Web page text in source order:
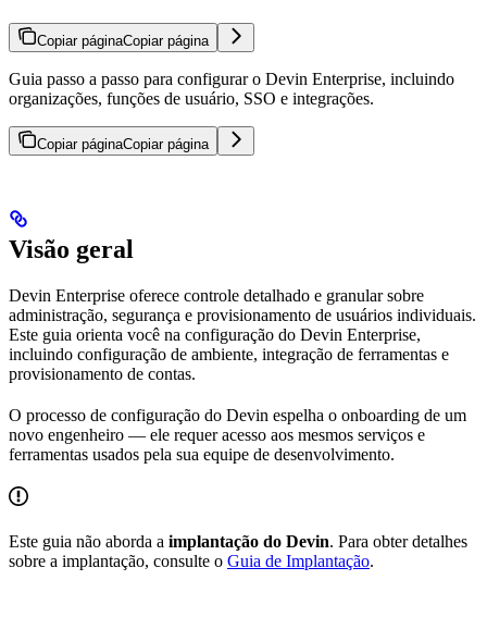
Copiar páginaCopiar página
Guia passo a passo para configurar o Devin Enterprise, incluindo
organizações, funções de usuário, SSO e integrações.
Copiar páginaCopiar página
Visão geral
Devin Enterprise oferece controle detalhado e granular sobre
administração, segurança e provisionamento de usuários individuais.
Este guia orienta você na configuração do Devin Enterprise,
incluindo configuração de ambiente, integração de ferramentas e
provisionamento de contas.
O processo de configuração do Devin espelha o onboarding de um
novo engenheiro — ele requer acesso aos mesmos serviços e
ferramentas usados pela sua equipe de desenvolvimento.
Este guia não aborda a implantação do Devin. Para obter detalhes
sobre a implantação, consulte o Guia de Implantação.